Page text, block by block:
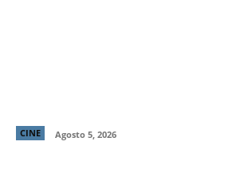
CINE Agosto 5, 2026